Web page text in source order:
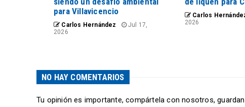
para Villavicencio
Carlos Hernández
Jul 17,
2026
Carlos
2026
NO HAY COMENTARIOS
Tu opinión es importante, compártela con nosotros,